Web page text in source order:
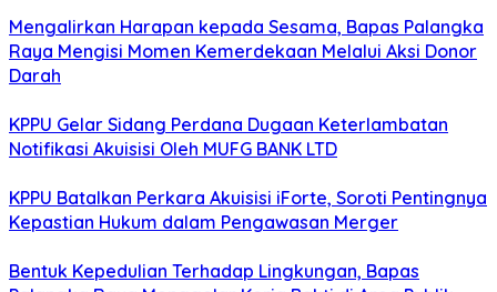
Mengalirkan Harapan kepada Sesama, Bapas Palangka
Raya Mengisi Momen Kemerdekaan Melalui Aksi Donor
Darah
KPPU Gelar Sidang Perdana Dugaan Keterlambatan
Notifikasi Akuisisi Oleh MUFG BANK LTD
KPPU Batalkan Perkara Akuisisi iForte, Soroti Pentingnya
Kepastian Hukum dalam Pengawasan Merger
Bentuk Kepedulian Terhadap Lingkungan, Bapas